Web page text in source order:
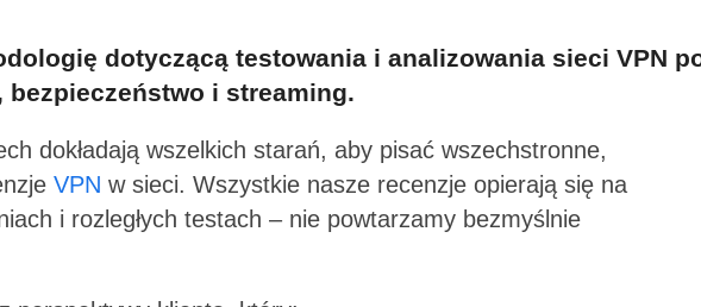
dotyczącą testowania i analizowania sieci VPN
i streaming.
dokładają wszelkich starań, aby pisać wszechstronne,
VPN w sieci. Wszystkie nasze recenzje opierają się na
i rozległych testach – nie powtarzamy bezmyślnie